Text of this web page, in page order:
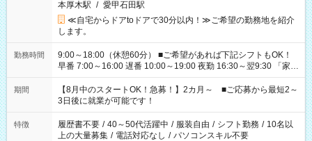
本厚木駅 / 愛甲石田駅
≪自宅からドアtoドアで30分以内！≫ご希望の勤務地を紹介
します。
勤務時間
9:00～18:00（休憩60分） ■ご希望があれば下記シフトもOK！
早番 7:00～16:00 遅番 10:00～19:00 夜勤 16:30～翌9:30 「家族
と休みを合わせたい」 「余裕を持って夕飯の準備がしたい」
「できれば残業はしたくない」 など、ご希望を教えてください
ね。 ※Wワーク希望の方へ 今ご覧のお仕事で希望する勤務時間
と、もう1つのお仕事の勤務時間。 合計で週40時間を超える場
合は応募できません。
期間
【8月中のスタートOK！急募！】2カ月～ ■ご応募から最短2～
3日後に就業が可能です！
特徴 履歴書不要 / 40～50代活躍中 / 服装自由 / シフト勤務 / 10名以
上の大量募集 / 電話対応なし / パソコンスキル不要